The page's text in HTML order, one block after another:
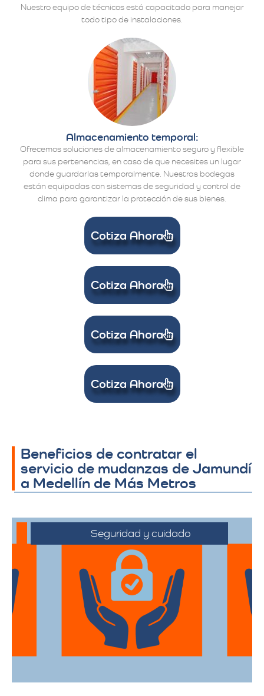
Nuestro equipo de técnicos está capacitado para manejar
todo tipo de instalaciones.
Almacenamiento temporal:
Ofrecemos soluciones de almacenamiento seguro y flexible
para sus pertenencias, en caso de que necesites un lugar
donde guardarlas temporalmente. Nuestras bodegas
están equipadas con sistemas de seguridad y control de
clima para garantizar la protección de sus bienes.
Cotiza Ahora
Cotiza Ahora
Cotiza Ahora
Cotiza Ahora
Beneficios de contratar el
servicio de mudanzas de Jamundí
a Medellín de Más Metros
Seguridad y cuidado
Nos comprometemos a manejar sus
pertenencias con el máximo cuidado,
desde el embalaje hasta la entrega final.